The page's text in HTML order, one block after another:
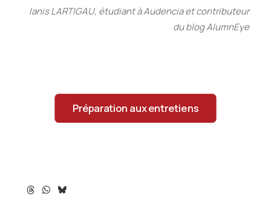
Ianis LARTIGAU, étudiant à Audencia et contributeur
du blog AlumnEye
Préparation aux entretiens